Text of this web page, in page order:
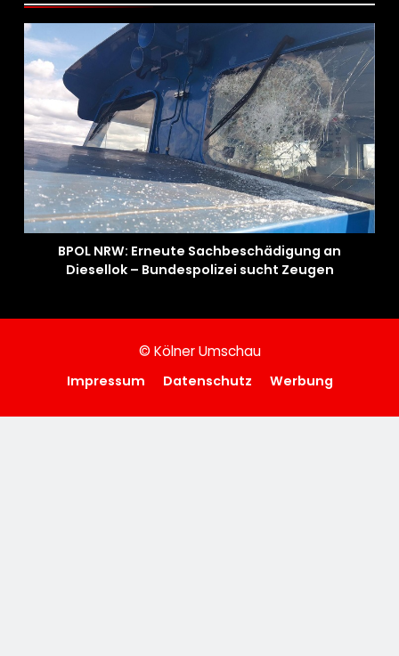
BPOL NRW: Erneute Sachbeschädigung an
Diesellok – Bundespolizei sucht Zeugen
© Kölner Umschau
Impressum Datenschutz Werbung